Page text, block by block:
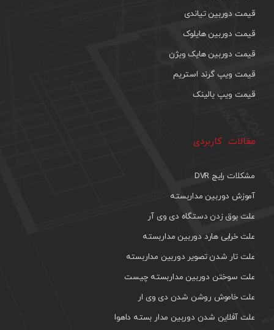
قیمت دوربین تیاندی
قیمت دوربین هایلوک
قیمت دوربین هایک ویژن
قیمت ویپ گرند استریم
قیمت ویپ یالینک
مقالات کاربردی
مشکلات رایج DVR
آموزش دوربین مداربسته
علت بوق زدن دستگاه دی وی آر
علت خرابی هارد دوربین مداربسته
علت تار شدن تصویر دوربین مداربسته
علت سوختن دوربین مداربسته چیست
علت خاموش روشن شدن دی وی ار
علت آفلاین شدن دوربین مدار بسته داهوا